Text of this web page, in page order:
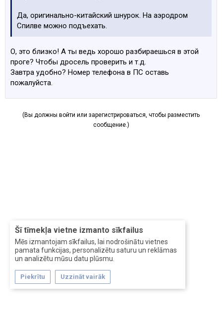
Šī tīmekļa vietne izmanto sīkfailus
Mēs izmantojam sīkfailus, lai nodrošinātu vietnes
pamata funkcijas, personalizētu saturu un reklāmas
un analizētu mūsu datu plūsmu.
Piekrītu Uzzināt vairāk
Да, оригинально-китайский шнурок. На аэродром
Спилве можно подъехать.
О, это близко! А ты ведь хорошо разбираешься в этой
проге? Чтобы дросель проверить и т.д.
Завтра удобно? Номер телефона в ПС оставь
пожалуйста.
(Вы должны войти или зарегистрироваться, чтобы разместить
сообщение.)